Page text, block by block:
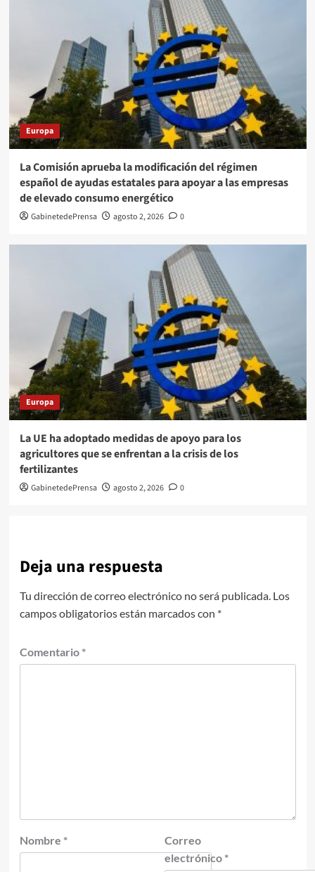
Europa
La Comisión aprueba la modificación del régimen
español de ayudas estatales para apoyar a las empresas
de elevado consumo energético
GabinetedePrensa agosto 2, 2026 0
Europa
La UE ha adoptado medidas de apoyo para los
agricultores que se enfrentan a la crisis de los
fertilizantes
GabinetedePrensa agosto 2, 2026 0
Deja una respuesta
Tu dirección de correo electrónico no será publicada. Los
campos obligatorios están marcados con *
Comentario *
Nombre *
Correo
electrónico *